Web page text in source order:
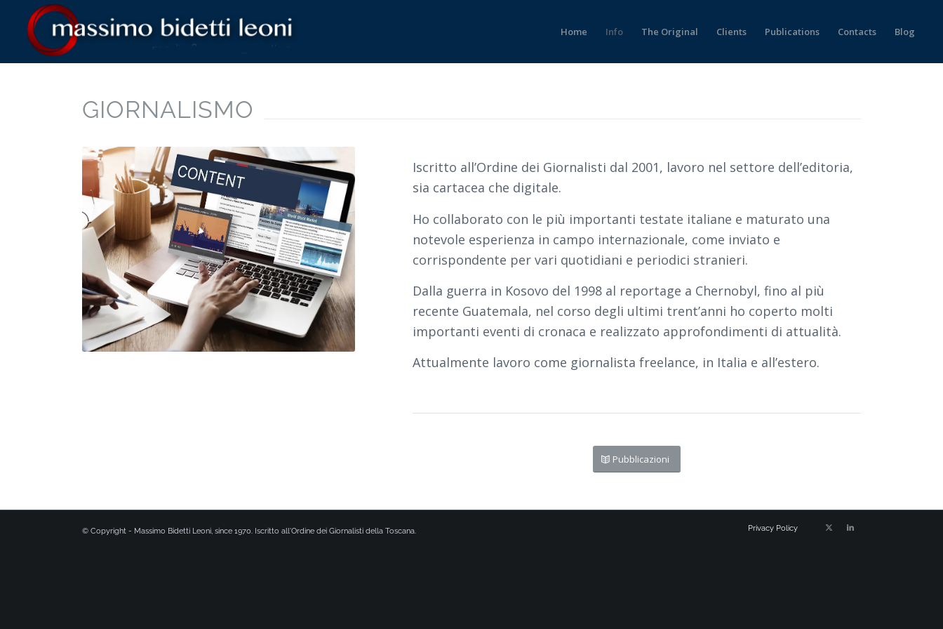
Home Info The Original Clients Publications Contacts Blog
GIORNALISMO
Iscritto all’Ordine dei Giornalisti dal 2001, lavoro nel settore dell’editoria,
sia cartacea che digitale.
Ho collaborato con le più importanti testate italiane e maturato una
notevole esperienza in campo internazionale, come inviato e
corrispondente per vari quotidiani e periodici stranieri.
Dalla guerra in Kosovo del 1998 al reportage a Chernobyl, fino al più
recente Guatemala, nel corso degli ultimi trent’anni ho coperto molti
importanti eventi di cronaca e realizzato approfondimenti di attualità.
Attualmente lavoro come giornalista freelance, in Italia e all’estero.
Pubblicazioni
© Copyright - Massimo Bidetti Leoni, since 1970. Iscritto all'Ordine dei Giornalisti della Toscana. Privacy Policy